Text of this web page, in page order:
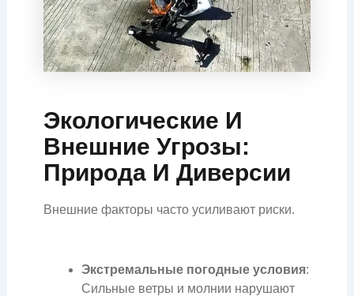
Экологические И
Внешние Угрозы:
Природа И Диверсии
Внешние факторы часто усиливают риски.
Экстремальные погодные условия:
Сильные ветры и молнии нарушают